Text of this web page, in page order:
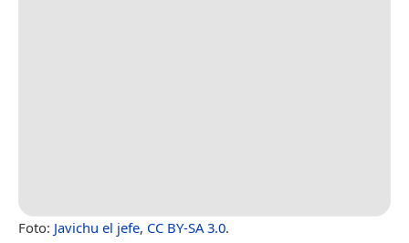
Foto: Javichu el jefe, CC BY-SA 3.0.